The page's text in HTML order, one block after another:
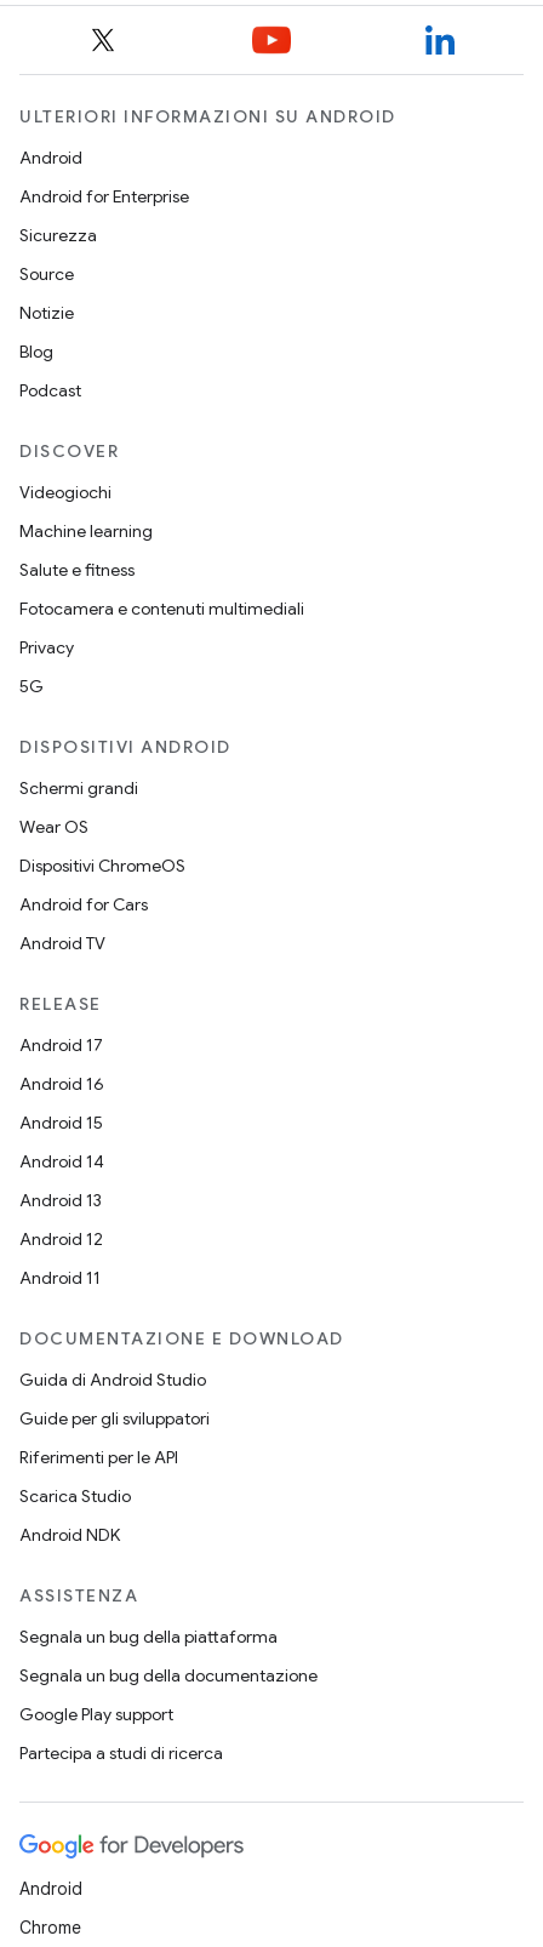
ULTERIORI INFORMAZIONI SU ANDROID
Android
Android for Enterprise
Sicurezza
Source
Notizie
Blog
Podcast
DISCOVER
Videogiochi
Machine learning
Salute e fitness
Fotocamera e contenuti multimediali
Privacy
5G
DISPOSITIVI ANDROID
Schermi grandi
Wear OS
Dispositivi ChromeOS
Android for Cars
Android TV
RELEASE
Android 17
Android 16
Android 15
Android 14
Android 13
Android 12
Android 11
DOCUMENTAZIONE E DOWNLOAD
Guida di Android Studio
Guide per gli sviluppatori
Riferimenti per le API
Scarica Studio
Android NDK
ASSISTENZA
Segnala un bug della piattaforma
Segnala un bug della documentazione
Google Play support
Partecipa a studi di ricerca
Android
Chrome